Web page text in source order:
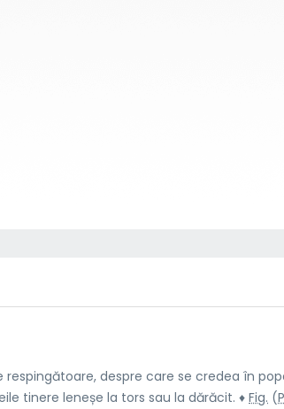
despre care se credea în
tinere leneșe la tors sau la dărăcit. ♦ Fig. (